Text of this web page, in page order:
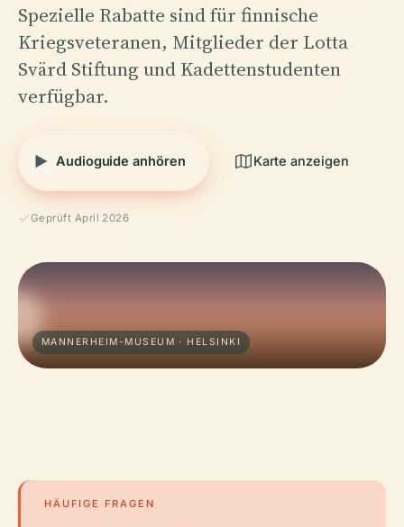
Spezielle Rabatte sind für finnische
Kriegsveteranen, Mitglieder der Lotta
Svärd Stiftung und Kadettenstudenten
verfügbar.
Audioguide anhören Karte anzeigen
Geprüft April 2026
MANNERHEIM-MUSEUM · HELSINKI
HÄUFIGE FRAGEN